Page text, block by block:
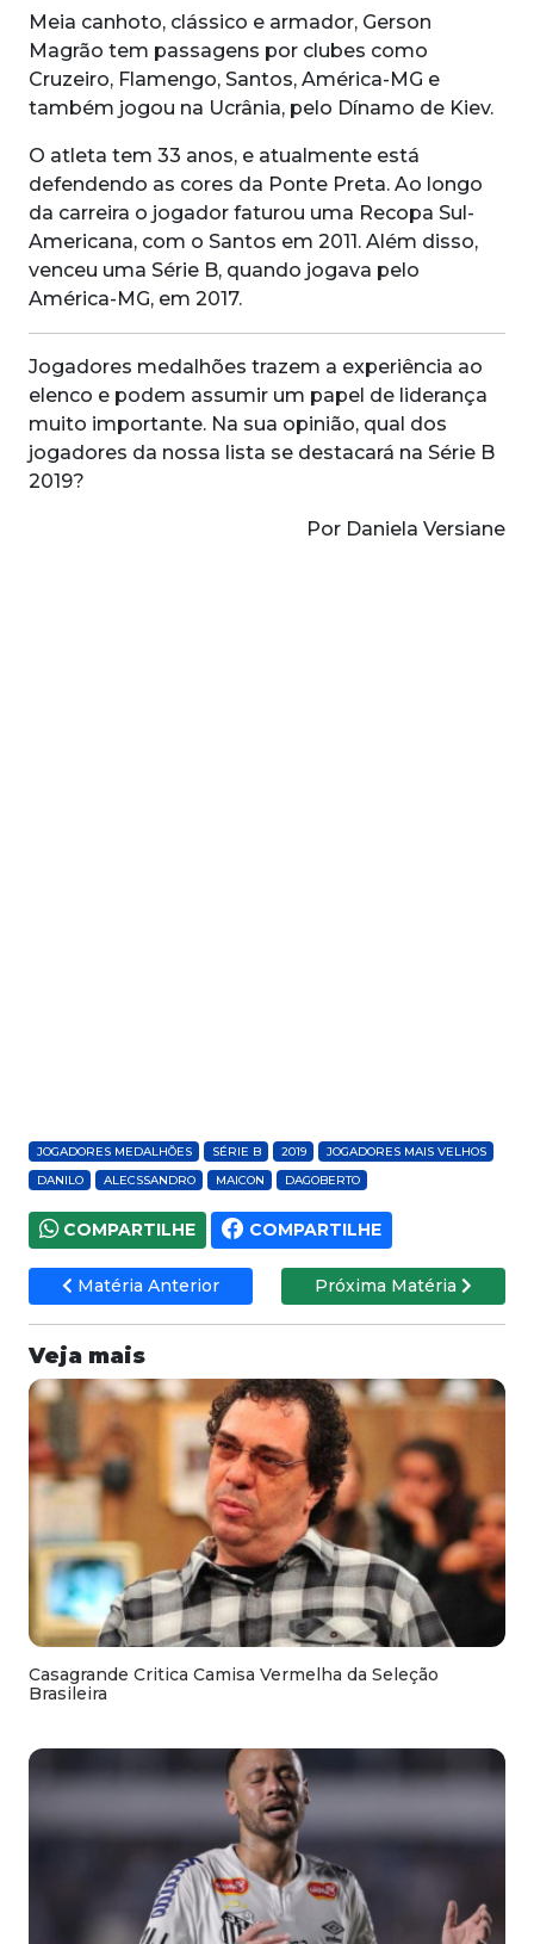
Meia canhoto, clássico e armador, Gerson
Magrão tem passagens por clubes como
Cruzeiro, Flamengo, Santos, América-MG e
também jogou na Ucrânia, pelo Dínamo de Kiev.
O atleta tem 33 anos, e atualmente está
defendendo as cores da Ponte Preta. Ao longo
da carreira o jogador faturou uma Recopa Sul-
Americana, com o Santos em 2011. Além disso,
venceu uma Série B, quando jogava pelo
América-MG, em 2017.
Jogadores medalhões trazem a experiência ao
elenco e podem assumir um papel de liderança
muito importante. Na sua opinião, qual dos
jogadores da nossa lista se destacará na Série B
2019?
Por Daniela Versiane
JOGADORES MEDALHÕES SÉRIE B 2019
JOGADORES MAIS VELHOS
DANILO
ALECSSANDRO MAICON DAGOBERTO
COMPARTILHE COMPARTILHE
Matéria Anterior Próxima Matéria
Veja mais
Casagrande Critica Camisa Vermelha da Seleção
Brasileira